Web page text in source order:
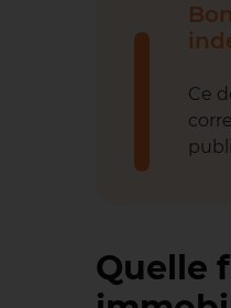
Ce
Quelle